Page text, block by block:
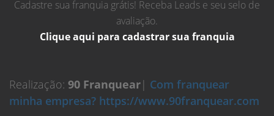
Cadastre sua franquia grátis! Receba Leads e seu selo de
avaliação.
Clique aqui para cadastrar sua franquia
Realização: 90 Franquear| Com franquear
minha empresa? https://www.90franquear.com